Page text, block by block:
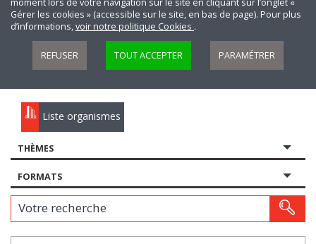
moment lors de votre navigation sur le site en cliquant sur l’onglet «
Gérer les cookies » (accessible sur le site, en bas de page). Pour plus
d’informations,voir notre politique Cookies .
REFUSER TOUT ACCEPTER PARAMÉTRER
Liste organismes
THÈMES
FORMATS
Votre recherche